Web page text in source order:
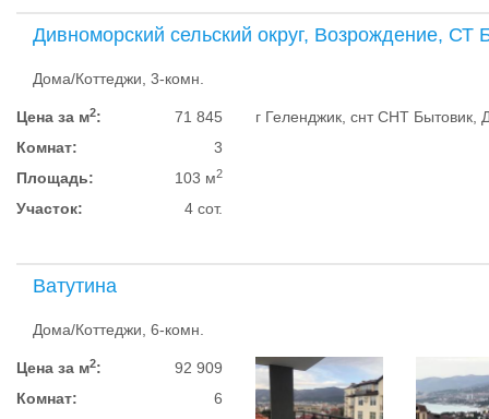
Дивноморский сельский округ, Возрождение, СТ
Дома/Коттеджи, 3-комн.
Цена за м2:
71 845
Комнат:
3
Площадь:
103 м2
Участок: 4 сот.
г Геленджик, снт СНТ
Ватутина
Дома/Коттеджи, 6-комн.
Цена за м2:
92 909
Комнат:
6